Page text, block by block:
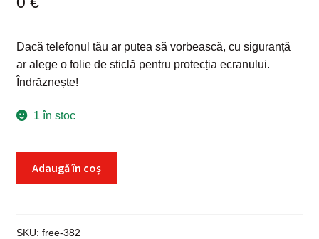
Dacă telefonul tău ar putea să vorbească, cu siguranță
ar alege o folie de sticlă pentru protecția ecranului.
Îndrăznește!
1 în stoc
Redmi
Adaugă în coș
SKU: free-382